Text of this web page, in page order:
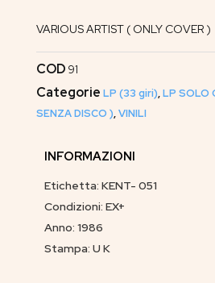
VARIOUS ARTIST ( ONLY COVER )
COD 91
Categorie LP (33 giri),LP SOLO
SENZA DISCO ),VINILI
INFORMAZIONI
Etichetta: KENT- 051
Condizioni: EX+
Anno: 1986
Stampa: U K